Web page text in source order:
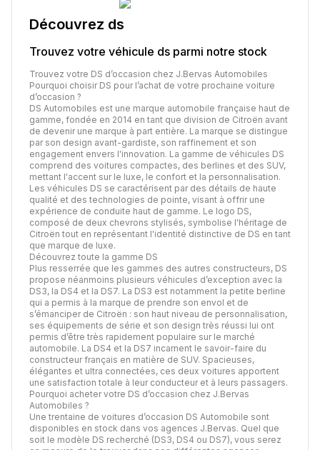
Découvrez ds
Trouvez votre véhicule ds parmi notre stock
Trouvez votre DS d’occasion chez J.Bervas Automobiles
Pourquoi choisir DS pour l’achat de votre prochaine voiture
d’occasion ?
DS Automobiles est une marque automobile française haut de
gamme, fondée en 2014 en tant que division de Citroën avant
de devenir une marque à part entière. La marque se distingue
par son design avant-gardiste, son raffinement et son
engagement envers l'innovation. La gamme de véhicules DS
comprend des voitures compactes, des berlines et des SUV,
mettant l'accent sur le luxe, le confort et la personnalisation.
Les véhicules DS se caractérisent par des détails de haute
qualité et des technologies de pointe, visant à offrir une
expérience de conduite haut de gamme. Le logo DS,
composé de deux chevrons stylisés, symbolise l'héritage de
Citroën tout en représentant l'identité distinctive de DS en tant
que marque de luxe.
Découvrez toute la gamme DS
Plus resserrée que les gammes des autres constructeurs, DS
propose néanmoins plusieurs véhicules d’exception avec la
DS3, la DS4 et la DS7. La DS3 est notamment la petite berline
qui a permis à la marque de prendre son envol et de
s’émanciper de Citroën : son haut niveau de personnalisation,
ses équipements de série et son design très réussi lui ont
permis d’être très rapidement populaire sur le marché
automobile. La DS4 et la DS7 incarnent le savoir-faire du
constructeur français en matière de SUV. Spacieuses,
élégantes et ultra connectées, ces deux voitures apportent
une satisfaction totale à leur conducteur et à leurs passagers.
Pourquoi acheter votre DS d’occasion chez J.Bervas
Automobiles ?
Une trentaine de voitures d’occasion DS Automobile sont
disponibles en stock dans vos agences J.Bervas. Quel que
soit le modèle DS recherché (DS3, DS4 ou DS7), vous serez